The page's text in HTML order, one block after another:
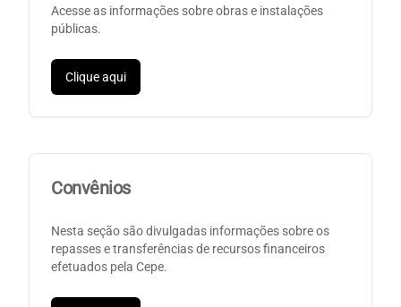
Acesse as informações sobre obras e instalações
públicas.
Clique aqui
Convênios
Nesta seção são divulgadas informações sobre os
repasses e transferências de recursos financeiros
efetuados pela Cepe.